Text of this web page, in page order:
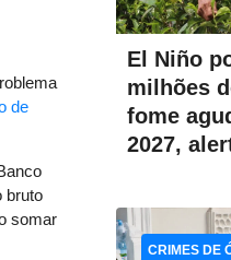
de
bruto
somar
El Niño
milhões
fome
2027,
CRIMES DE